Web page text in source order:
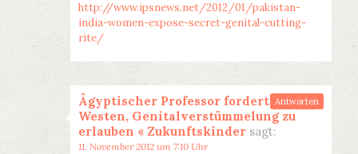
http://www.ipsnews.net/2012/01/pakistan-
india-women-expose-secret-genital-cutting-
rite/
Ägyptischer Professor fordert vom
Westen, Genitalverstümmelung zu
erlauben « Zukunftskinder sagt:
11. November 2012 um 7:10 Uhr
Antworten